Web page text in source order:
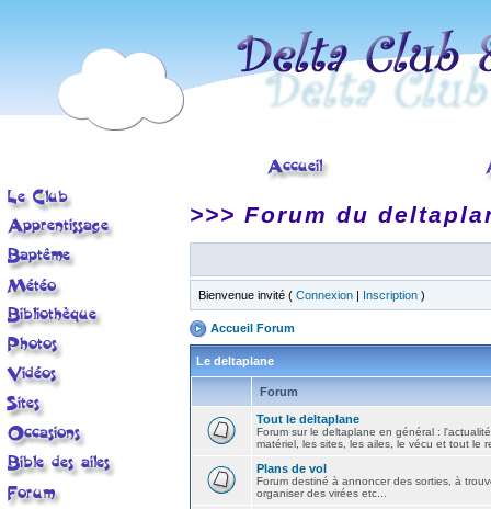
>>> Forum du
Bienvenue invité ( Connexion | Inscription )
Accueil Forum
Le deltaplane
Forum
Tout le deltaplane
Forum sur le deltaplane en général :
matériel, les sites, les ailes, le vécu et tout le
Plans de vol
Forum destiné à annoncer des sorties, à
organiser des virées etc...